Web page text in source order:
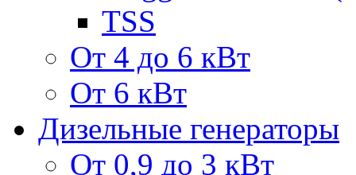
TSS
От 4 до 6 кВт
От 6 кВт
Дизельные генераторы
От 0,9 до 3 кВт